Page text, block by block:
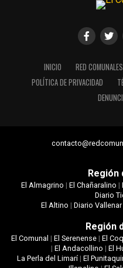
INICIO RED COMUNALES
POLÍTICA DE PRIVACIDAD
Región
El Almagrino | El Chañaralino |
Diario
El Altino | Diario Vallenar
Región
El Comunal | El Serenense| El
| El Andacollino | El
La Perla del Limarí|El